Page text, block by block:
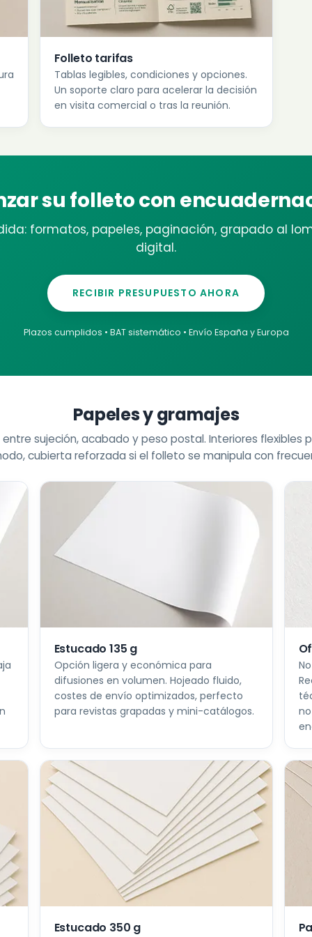
Folleto tarifas
Tablas legibles, condiciones y opciones.
Un soporte claro para acelerar la decisión
en visita comercial o tras la reunión.
su folleto con
formatos, papeles, paginación, grapado al
digital.
RECIBIR PRESUPUESTO AHORA
Plazos cumplidos • BAT sistemático • Envío España y Europa
Papeles y gramajes
entre sujeción, acabado y peso postal. Interiores flexibles
cubierta reforzada si el folleto se manipula con
Estucado 135 g
Opción ligera y económica para
difusiones en volumen. Hojeado fluido,
costes de envío optimizados, perfecto
para revistas grapadas y mini-catálogos.
Estucado 350 g